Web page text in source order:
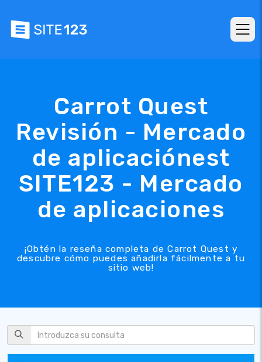
Carrot Quest
Revisión - Mercado
de aplicaciónest
SITE123 - Mercado
de aplicaciones
¡Obtén la reseña completa de Carrot Quest y
descubre cómo puedes añadirla fácilmente a tu
sitio web!